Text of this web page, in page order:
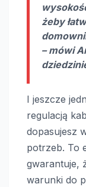
żeby
– mówi
I jeszcze
regulacją
dopasujesz
potrzeb. To
gwarantuje,
warunki do